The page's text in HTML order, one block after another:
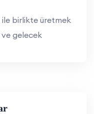
birlikte üretmek
gelecek